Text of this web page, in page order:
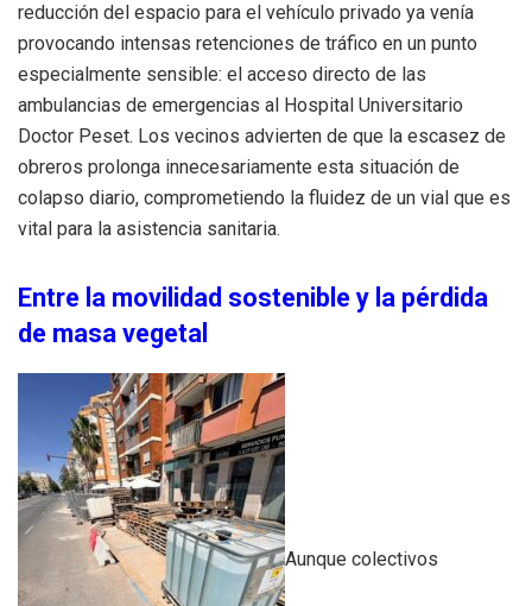
reducción del espacio para el vehículo privado ya venía
provocando intensas retenciones de tráfico en un punto
especialmente sensible: el acceso directo de las
ambulancias de emergencias al Hospital Universitario
Doctor Peset. Los vecinos advierten de que la escasez de
obreros prolonga innecesariamente esta situación de
colapso diario, comprometiendo la fluidez de un vial que es
vital para la asistencia sanitaria.
Entre la movilidad sostenible y la pérdida
de masa vegetal
Aunque colectivos